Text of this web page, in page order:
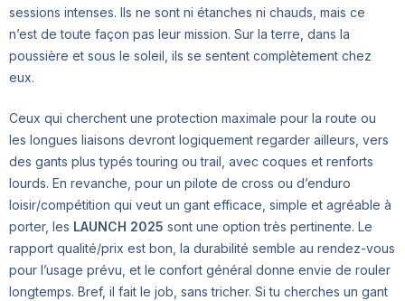
sessions intenses. Ils ne sont ni étanches ni chauds, mais ce
n’est de toute façon pas leur mission. Sur la terre, dans la
poussière et sous le soleil, ils se sentent complètement chez
eux.
Ceux qui cherchent une protection maximale pour la route ou
les longues liaisons devront logiquement regarder ailleurs, vers
des gants plus typés touring ou trail, avec coques et renforts
lourds. En revanche, pour un pilote de cross ou d’enduro
loisir/compétition qui veut un gant efficace, simple et agréable à
porter, les LAUNCH 2025 sont une option très pertinente. Le
rapport qualité/prix est bon, la durabilité semble au rendez-vous
pour l’usage prévu, et le confort général donne envie de rouler
longtemps. Bref, il fait le job, sans tricher. Si tu cherches un gant